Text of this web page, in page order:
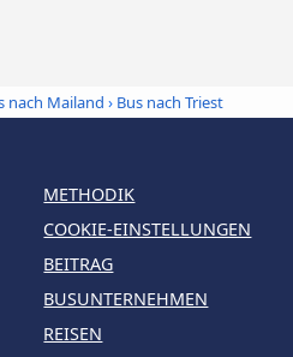
nach Mailand › Bus nach Triest
METHODIK
COOKIE-EINSTELLUNGEN
BEITRAG
BUSUNTERNEHMEN
REISEN